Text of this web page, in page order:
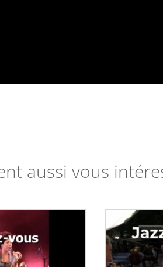
aussi vous